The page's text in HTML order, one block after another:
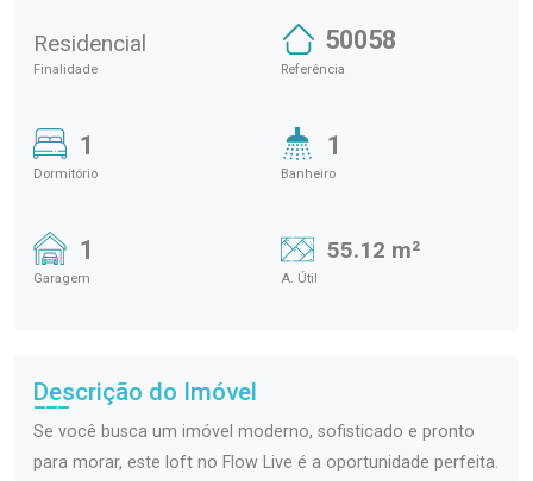
Residencial
Finalidade
50058
Referência
1
Dormitório
1
Banheiro
1
Garagem
55.12 m²
A. Útil
Descrição do Imóvel
Se você busca um imóvel moderno, sofisticado e pronto
para morar, este loft no Flow Live é a oportunidade perfeita.